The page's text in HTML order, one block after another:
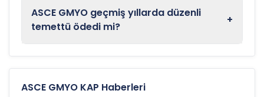
ASCE GMYO geçmiş yıllarda düzenli
temettü ödedi mi?
+
ASCE GMYO KAP Haberleri